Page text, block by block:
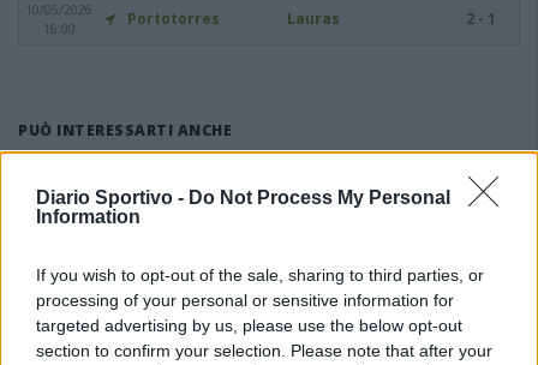
Diario Sportivo - Do Not Process My Personal
Information
If you wish to opt-out of the sale, sharing to third parties, or
processing of your personal or sensitive information for
targeted advertising by us, please use the below opt-out
section to confirm your selection. Please note that after your
10/05/2026
16:00
Portotorres Lauras 2 - 1
PUÒ INTERESSARTI ANCHE